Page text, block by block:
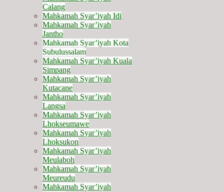
Calang
Mahkamah Syar’iyah Idi
Mahkamah Syar’iyah
Jantho
Mahkamah Syar’iyah Kota
Subulussalam
Mahkamah Syar’iyah Kuala
Simpang
Mahkamah Syar’iyah
Kutacane
Mahkamah Syar’iyah
Langsa
Mahkamah Syar’iyah
Lhokseumawe
Mahkamah Syar’iyah
Lhoksukon
Mahkamah Syar’iyah
Meulaboh
Mahkamah Syar’iyah
Meureudu
Mahkamah Syar’iyah